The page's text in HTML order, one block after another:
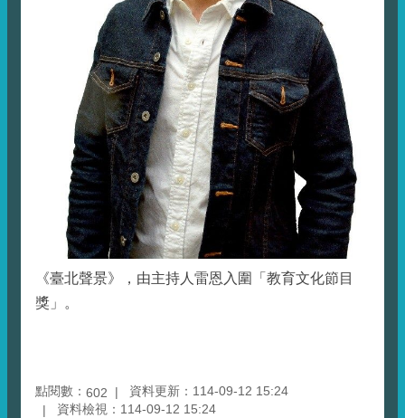
《臺北聲景》，由主持人雷恩入圍「教育文化節目
獎」。
點閱數： 602
資料更新：114-09-12 15:24
資料檢視：114-09-12 15:24